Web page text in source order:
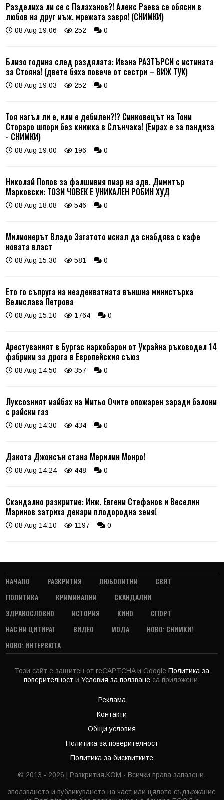
Разделиха ли се с Палаханов?! Алекс Раева се обясни в
любов на друг мъж, мрежата завря! (СНИМКИ)
08 Aug 19:06 252 0
Близо година след раздялата: Ивана РАЗТЪРСИ с истината
за Стояна! (двете бяха повече от сестри – ВИЖ ТУК)
08 Aug 19:03 252 0
Тоя нагъл ли е, или е дебилен?!? Синковецът на Тони
Стораро шпори без книжка в Слънчака! (Емрах е за пандиза
- СНИМКИ)
08 Aug 19:00 196 0
Николай Попов за фалшивия пиар на адв. Димитър
Марковски: ТОЗИ ЧОВЕК Е УНИКАЛЕН РОБИН ХУД
08 Aug 18:08 546 0
Милионерът Владо Загатото искал да снабдява с кафе
новата власт
08 Aug 15:30 581 0
Ето го съпруга на неадекватната външна министърка
Велислава Петрова
08 Aug 15:10 1764 0
Арестуваният в Бургас наркобарон от Украйна ръководел 14
фабрики за дрога в Европейския съюз
08 Aug 14:50 357 0
Луксозният майбах на Митьо Очите опожарен заради балони
с райски газ
08 Aug 14:30 434 0
Дакота Джонсън стана Мерилин Монро!
08 Aug 14:24 448 0
Скандално разкритие: Инж. Евгени Стефанов и Веселин
Маринов затриха декари плодородна земя!
08 Aug 14:10 1197 0
НАЧАЛО РАЗКРИТИЯ ЛЮБОПИТНИ
СВЯТ
ПОЛИТИКА
КРИМИНАЛНИ
СКАНДАЛНИ
ЗДРАВОСЛОВНО
ИСТОРИЯ КИНО
СПОРТ
НАС НИ ЦИТИРАТ
ВИДЕО МОДА
НОВО: СНИМКИ!
НОВО: ИНТЕРВЮТА
Този сайт е защитен от reCAPTCHA и Google Политика за
поверителност и Условия за ползване са приложени.
Реклама
Контакти
Общи условия
Политика за поверителност
Политика за бисквитките
© 2013 - 2026 | Разкрития.КОМ - Всички права запазени.
зползването и публикуването на част или цялото съдържание